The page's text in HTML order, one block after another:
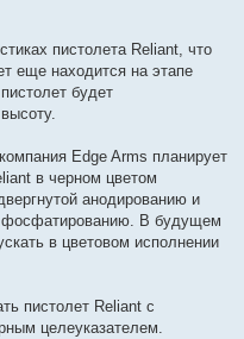
пистолета Reliant, что
еще находится на этапе
будет
Edge Arms планирует
в черном цветом
анодированию и
фосфатированию. В будущем
в цветовом исполнении
пистолет Reliant с
целеуказателем.